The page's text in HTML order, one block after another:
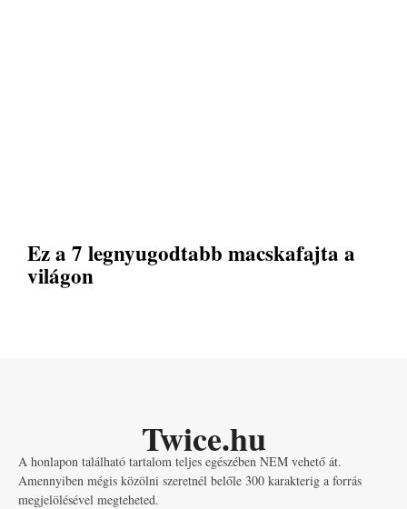
Ez a 7 legnyugodtabb macskafajta a
világon
Twice.hu
A honlapon található tartalom teljes egészében NEM vehető át.
Amennyiben mégis közölni szeretnél belőle 300 karakterig a forrás
megjelölésével megteheted.